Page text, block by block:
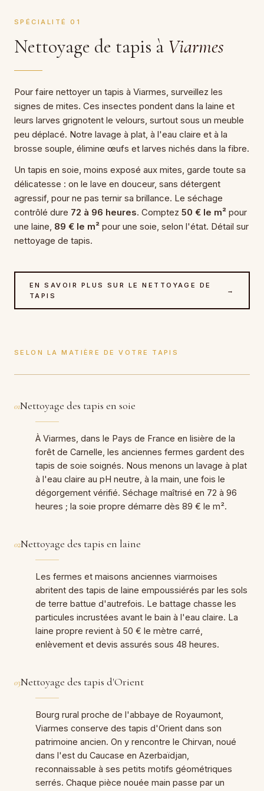
SPÉCIALITÉ 01
Nettoyage de tapis à Viarmes
Pour faire nettoyer un tapis à Viarmes, surveillez les
signes de mites. Ces insectes pondent dans la laine et
leurs larves grignotent le velours, surtout sous un meuble
peu déplacé. Notre lavage à plat, à l'eau claire et à la
brosse souple, élimine œufs et larves nichés dans la fibre.
Un tapis en soie, moins exposé aux mites, garde toute sa
délicatesse : on le lave en douceur, sans détergent
agressif, pour ne pas ternir sa brillance. Le séchage
contrôlé dure 72 à 96 heures. Comptez 50 € le m² pour
une laine, 89 € le m² pour une soie, selon l'état. Détail sur
nettoyage de tapis.
EN SAVOIR PLUS SUR LE NETTOYAGE DE
TAPIS
→
SELON LA MATIÈRE DE VOTRE TAPIS
01Nettoyage des tapis en soie
À Viarmes, dans le Pays de France en lisière de la
forêt de Carnelle, les anciennes fermes gardent des
tapis de soie soignés. Nous menons un lavage à plat
à l'eau claire au pH neutre, à la main, une fois le
dégorgement vérifié. Séchage maîtrisé en 72 à 96
heures ; la soie propre démarre dès 89 € le m².
02Nettoyage des tapis en laine
Les fermes et maisons anciennes viarmoises
abritent des tapis de laine empoussiérés par les sols
de terre battue d'autrefois. Le battage chasse les
particules incrustées avant le bain à l'eau claire. La
laine propre revient à 50 € le mètre carré,
enlèvement et devis assurés sous 48 heures.
03Nettoyage des tapis d'Orient
Bourg rural proche de l'abbaye de Royaumont,
Viarmes conserve des tapis d'Orient dans son
patrimoine ancien. On y rencontre le Chirvan, noué
dans l'est du Caucase en Azerbaïdjan,
reconnaissable à ses petits motifs géométriques
serrés. Chaque pièce nouée main passe par un